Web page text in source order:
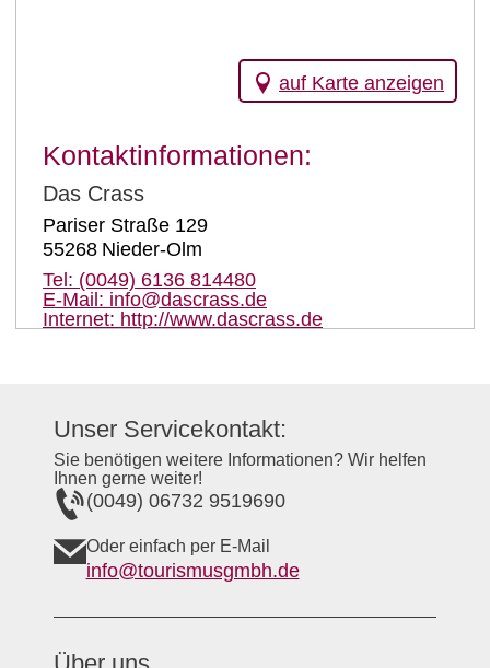
auf Karte anzeigen
Kontaktinformationen:
Das Crass
Pariser Straße 129
55268 Nieder-Olm
Tel: (0049) 6136 814480
E-Mail: info@dascrass.de
Internet: http://www.dascrass.de
Unser Servicekontakt:
Sie benötigen weitere Informationen? Wir helfen
Ihnen gerne weiter!
(0049) 06732 9519690
Oder einfach per E-Mail
info@tourismusgmbh.de